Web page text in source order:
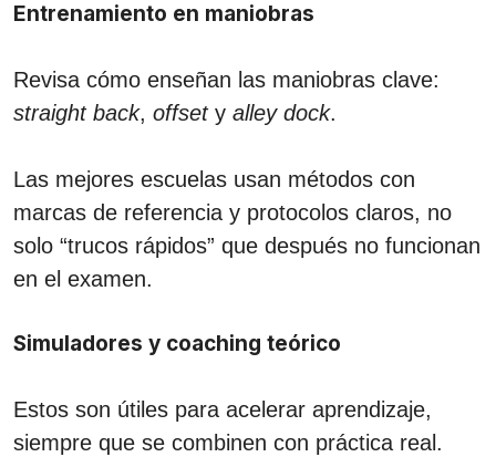
Entrenamiento en maniobras
Revisa cómo enseñan las maniobras clave:
straight back, offsety alley dock.
Las mejores escuelas usan métodos con
marcas de referencia y protocolos claros, no
solo “trucos rápidos” que después no funcionan
en el examen.
Simuladores y coaching teórico
Estos son útiles para acelerar aprendizaje,
siempre que se combinen con práctica real.